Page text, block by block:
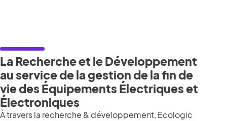
La Recherche et le Développement
au service de la gestion de la fin de
vie des Équipements Électriques et
Électroniques
À travers la recherche & développement, Ecologic